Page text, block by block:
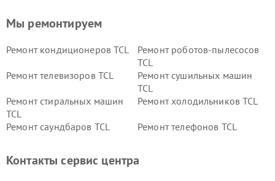
Мы ремонтируем
Ремонт кондиционеров TCL
Ремонт роботов-пылесосов
TCL
Ремонт телевизоров TCL
Ремонт сушильных машин
TCL
Ремонт стиральных машин
TCL
Ремонт холодильников TCL
Ремонт саундбаров TCL Ремонт телефонов TCL
Контакты сервис центра